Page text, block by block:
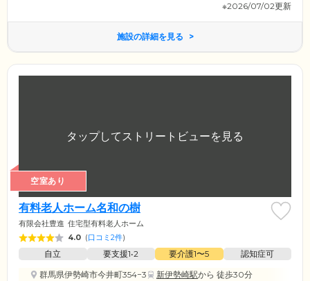
※2026/07/02更新
施設の詳細を見る
空室あり
有料老人ホーム名和の樹
有限会社豊進 住宅型有料老人ホーム
4.0 (口コミ2件)
自立 要支援1•2 要介護1〜5
認知症可
群馬県伊勢崎市今井町354−3
新伊勢崎駅から 徒歩30分